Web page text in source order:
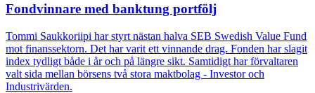
Fondvinnare med banktung portfölj
Tommi Saukkoriipi har styrt nästan halva SEB Swedish Value Fund
mot finanssektorn. Det har varit ett vinnande drag. Fonden har slagit
index tydligt både i år och på längre sikt. Samtidigt har förvaltaren
valt sida mellan börsens två stora maktbolag - Investor och
Industrivärden.